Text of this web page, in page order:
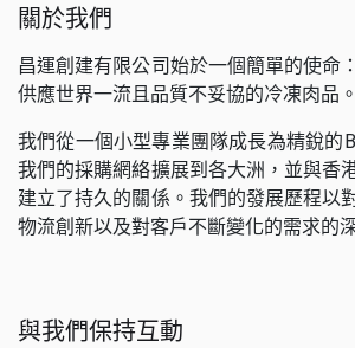
關於我們
昌運創建有限公司始於一個簡單的使命
供應世界一流且品質不妥協的冷凍肉品。
我們從一個小型專業團隊成長為精銳的
我們的採購網絡擴展到各大洲，並與香
建立了持久的關係。我們的發展歷程以
物流創新以及對客戶不斷變化的需求的
與我們保持互動